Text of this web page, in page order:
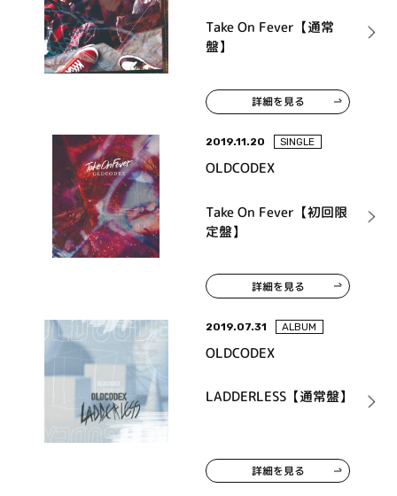
Take On Fever【通常
盤】
詳細を見る
2019.11.20 SINGLE
OLDCODEX
Take On Fever【初回限
定盤】
詳細を見る
2019.07.31 ALBUM
OLDCODEX
LADDERLESS【通常盤】
詳細を見る